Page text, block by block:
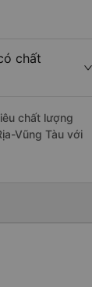
chất
chất lượng
Vũng Tàu với